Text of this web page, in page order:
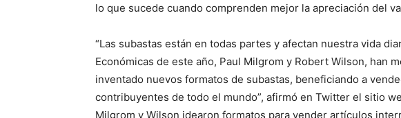
lo que sucede cuando comprenden mejor la apreciación del
“Las subastas están en todas partes y afectan nuestra vida
Económicas de este año, Paul Milgrom y Robert Wilson, han
inventado nuevos formatos de subastas, beneficiando a
contribuyentes de todo el mundo”, afirmó en Twitter el sitio
Milgrom y Wilson idearon formatos para vender artículos